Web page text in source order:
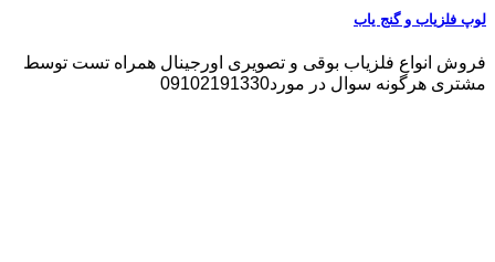
لوپ فلزیاب و گنج یاب
فروش انواع فلزیاب بوقی و تصویری اورجینال همراه تست توسط
مشتری هرگونه سوال در مورد09102191330